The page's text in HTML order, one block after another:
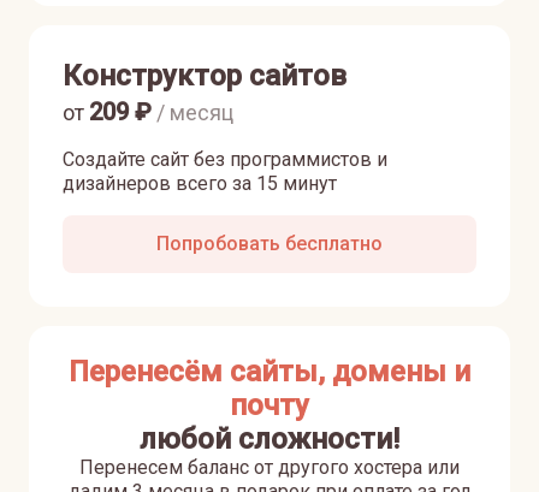
Конструктор сайтов
Создайте сайт без программистов и
дизайнеров всего за 15 минут
от 209₽ / месяц
Попробовать бесплатно
Перенесём сайты, домены и
почту
любой сложности!
Перенесем баланс от другого хостера или